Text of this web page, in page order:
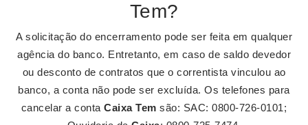
Tem?
A solicitação do encerramento pode ser feita em qualquer
agência do banco. Entretanto, em caso de saldo devedor
ou desconto de contratos que o correntista vinculou ao
banco, a conta não pode ser excluída. Os telefones para
cancelar a contaCaixa Tem são: SAC: 0800-726-0101;